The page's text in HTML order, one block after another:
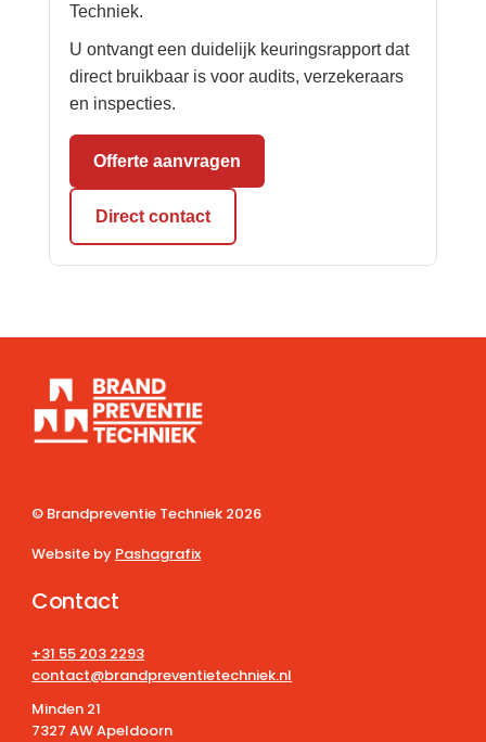
Techniek.
U ontvangt een duidelijk keuringsrapport dat
direct bruikbaar is voor audits, verzekeraars
en inspecties.
Offerte aanvragen
Direct contact
© Brandpreventie Techniek 2026
Website by Pashagrafix
Contact
+31 55 203 2293
contact@brandpreventietechniek.nl
Minden 21
7327 AW Apeldoorn